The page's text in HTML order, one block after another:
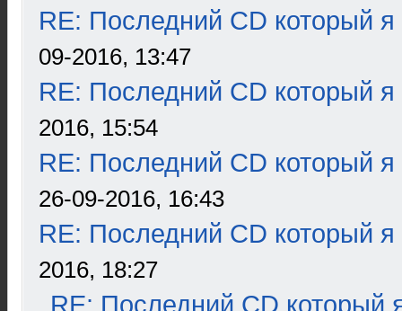
RE: Последний CD который я
09-2016, 13:47
RE: Последний CD который я
2016, 15:54
RE: Последний CD который я
26-09-2016, 16:43
RE: Последний CD который я
2016, 18:27
RE: Последний CD который